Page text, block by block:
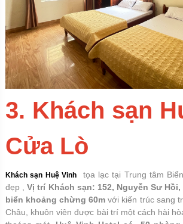
3. Khách sạn
Cửa Lò
Khách sạn Huệ Vinh tọa lạc tại Trung tâm
đẹp ,
Vị trí Khách sạn: 152, Nguyễn Sư Hồi,
biển khoảng chừng 60m với kiến trúc sang
Châu, khuôn viên được bài trí một cách hài